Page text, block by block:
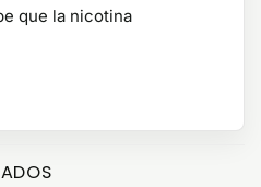
que la nicotina